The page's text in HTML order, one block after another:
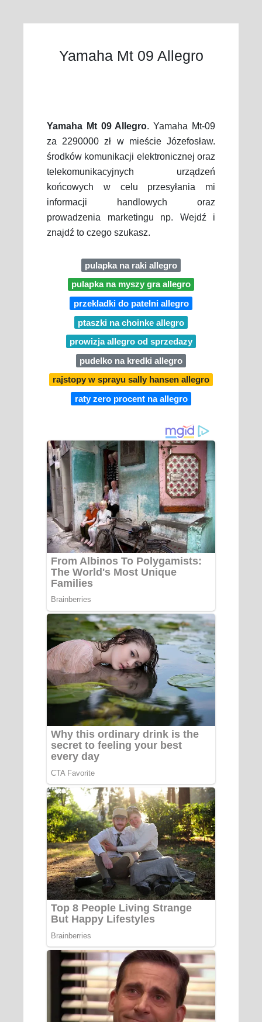
Yamaha Mt 09 Allegro
Yamaha Mt 09 Allegro. Yamaha Mt-09
za 2290000 zł w mieście Józefosław.
środków komunikacji elektronicznej oraz
telekomunikacyjnych urządzeń
końcowych w celu przesyłania mi
informacji handlowych oraz
prowadzenia marketingu np. Wejdź i
znajdź to czego szukasz.
pulapka na raki allegro
pulapka na myszy gra allegro
przekladki do patelni allegro
ptaszki na choinke allegro
prowizja allegro od sprzedazy
pudelko na kredki allegro
rajstopy w sprayu sally hansen allegro
raty zero procent na allegro